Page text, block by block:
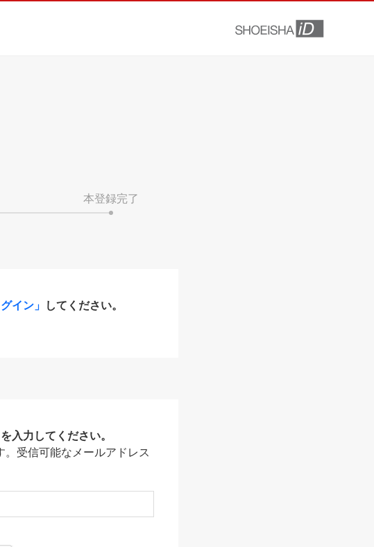
本登録完了
グイン」 してください。
入力してください。
受信可能なメールアドレス